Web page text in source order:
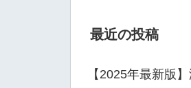
最近の投稿
【2025年最新版